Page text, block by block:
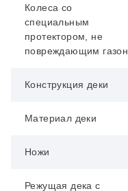
Колеса со
специальным
протектором, не
повреждающим газон
Конструкция деки
Материал деки
Ножи
Режущая дека с